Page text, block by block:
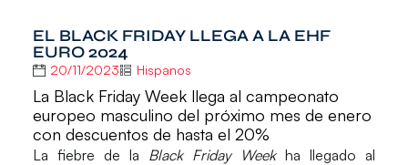
EL BLACK FRIDAY LLEGA A LA EHF
EURO 2024
20/11/2023 Hispanos
La Black Friday Week llega al campeonato
europeo masculino del próximo mes de enero
con descuentos de hasta el 20%
La fiebre de la Black Friday Weekha llegado al